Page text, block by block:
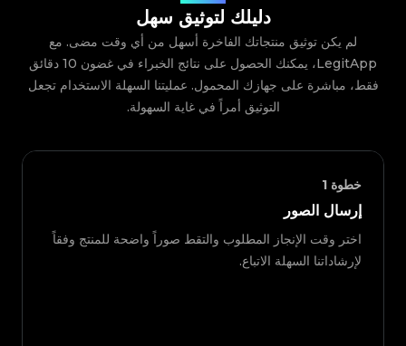
دليلك لتوثيق سهل
لم يكن توثيق منتجاتك الفاخرة أسهل من أي وقت مضى. مع
LegitApp، يمكنك الحصول على نتائج الخبراء في غضون 10 دقائق
فقط، مباشرة على جهازك المحمول. عمليتنا السهلة الاستخدام تجعل
التوثيق أمراً في غاية السهولة.
خطوة 1
إرسال الصور
اختر وقت الإنجاز المطلوب والتقط صوراً واضحة للمنتج وفقاً
لإرشاداتنا السهلة الاتباع.